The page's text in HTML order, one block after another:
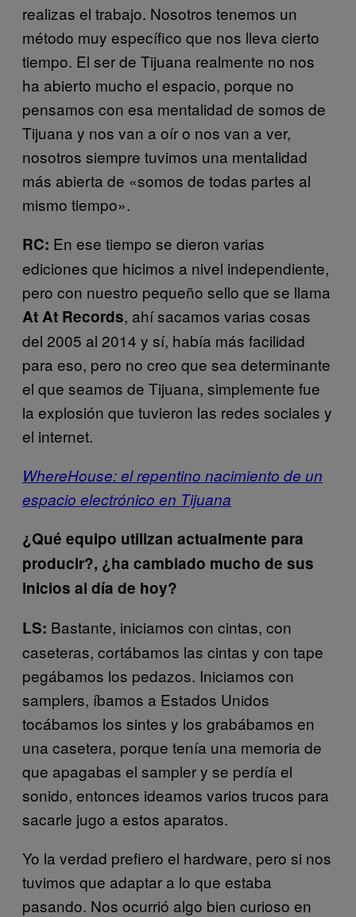
realizas el trabajo. Nosotros tenemos un
método muy específico que nos lleva cierto
tiempo. El ser de Tijuana realmente no nos
ha abierto mucho el espacio, porque no
pensamos con esa mentalidad de somos de
Tijuana y nos van a oír o nos van a ver,
nosotros siempre tuvimos una mentalidad
más abierta de «somos de todas partes al
mismo tiempo».
RC: En ese tiempo se dieron varias
ediciones que hicimos a nivel independiente,
pero con nuestro pequeño sello que se llama
At At Records, ahí sacamos varias cosas
del 2005 al 2014 y sí, había más facilidad
para eso, pero no creo que sea determinante
el que seamos de Tijuana, simplemente fue
la explosión que tuvieron las redes sociales y
el internet.
WhereHouse: el repentino nacimiento de un
espacio electrónico en Tijuana
¿Qué equipo utilizan actualmente para
producir?, ¿ha cambiado mucho de sus
inicios al día de hoy?
LS: Bastante, iniciamos con cintas, con
caseteras, cortábamos las cintas y con tape
pegábamos los pedazos. Iniciamos con
samplers, íbamos a Estados Unidos
tocábamos los sintes y los grabábamos en
una casetera, porque tenía una memoria de
que apagabas el sampler y se perdía el
sonido, entonces ideamos varios trucos para
sacarle jugo a estos aparatos.
Yo la verdad prefiero el hardware, pero si nos
tuvimos que adaptar a lo que estaba
pasando. Nos ocurrió algo bien curioso en